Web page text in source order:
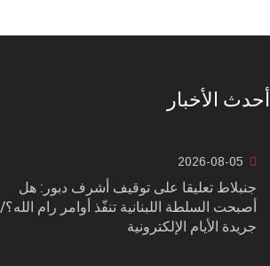
أحدث الأخبار
جنبلاط تعليقا على توقيف أشرف دبور: هل
أصبحت السلطة اللبنانية تنفّذ أوامر رام الله؟/
جريدة الأيام الإلكترونية